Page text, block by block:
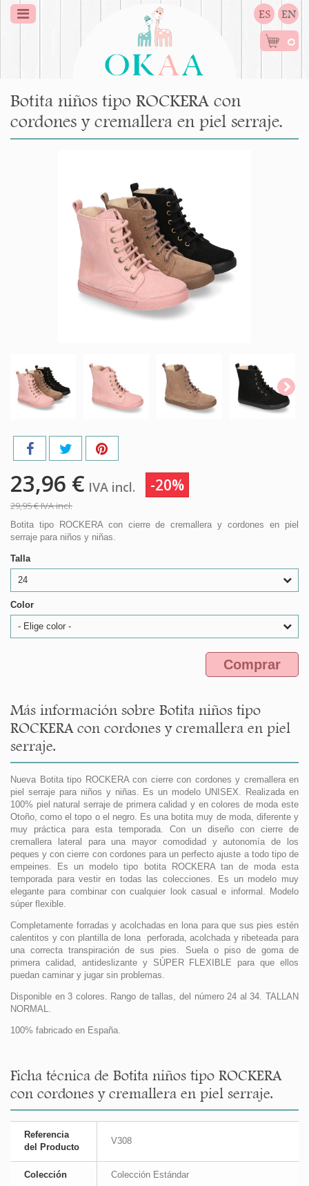
ES EN
0
Botita niños tipo ROCKERA con
cordones y cremallera en piel serraje.
23,96 € IVA incl. -20%
29,95 €IVA incl.
Botita tipo ROCKERA con cierre de cremallera y cordones en piel
serraje para niños y niñas.
Talla
24
Color
- Elige color -
Comprar
Más información sobre Botita niños tipo
ROCKERA con cordones y cremallera en piel
serraje.
Nueva Botita tipo ROCKERA con cierre con cordones y cremallera en
piel serraje para niños y niñas. Es un modelo UNISEX. Realizada en
100% piel natural serraje de primera calidad y en colores de moda este
Otoño, como el topo o el negro. Es una botita muy de moda, diferente y
muy práctica para esta temporada. Con un diseño con cierre de
cremallera lateral para una mayor comodidad y autonomía de los
peques y con cierre con cordones para un perfecto ajuste a todo tipo de
empeines. Es un modelo tipo botita ROCKERA tan de moda esta
temporada para vestir en todas las colecciones. Es un modelo muy
elegante para combinar con cualquier look casual e informal. Modelo
súper flexible.
Completamente forradas y acolchadas en lona para que sus pies estén
calentitos y con plantilla de lona perforada, acolchada y ribeteada para
una correcta transpiración de sus pies. Suela o piso de goma de
primera calidad, antideslizante y SÚPER FLEXIBLE para que ellos
puedan caminar y jugar sin problemas.
Disponible en 3 colores. Rango de tallas, del número 24 al 34. TALLAN
NORMAL.
100% fabricado en España.
Ficha técnica de Botita niños tipo ROCKERA
con cordones y cremallera en piel serraje.
Referencia
del Producto
V308
Colección Colección Estándar